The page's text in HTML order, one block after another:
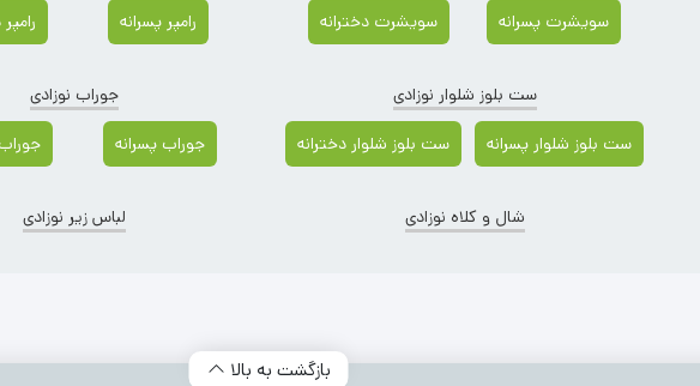
سویشرت پسرانه سویشرت دخترانه رامپر پسرانه
ست بلوز شلوار نوزادی
ست بلوز شلوار پسرانه ست بلوز شلوار دخترانه
جوراب نوزادی
جوراب پسرانه
شال و کلاه نوزادی لباس زیر نوزادی
بازگشت به بالا